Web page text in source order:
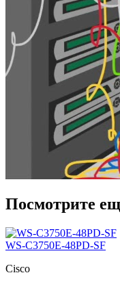
Посмотрите
WS-C3750E-48PD-SF
Cisco